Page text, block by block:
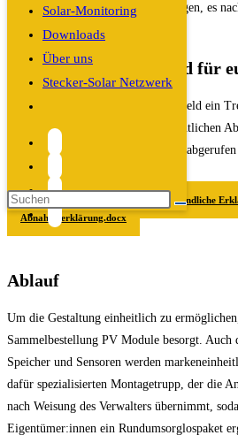
Solar-Monitoring
Downloads
Über uns
Stecker-Solar Netzwerk
Suche
umschalten
Wohnungsbaugesellschaften ermutigen, es
Hexenwerk!
Vorlagen zum Download für
Dazu wurde vom Verwalter im Vorfeld ein
einberufen und Dokumente zur rechtlichen
Vorlage für weitere solche Projekte
Gestaltungsbeschluss.docx
Hinweis zur Bestellung und rechtsverbindliche
Abnahmeerklärung.docx
Ablauf
Um die Gestaltung einheitlich zu
Sammelbestellung PV Module besorgt. Auch
Speicher und Sensoren werden
dafür spezialisierten Montagetrupp, der die
nach Weisung des Verwalters übernimmt,
Eigentümer:innen ein Rundumsorglospaket